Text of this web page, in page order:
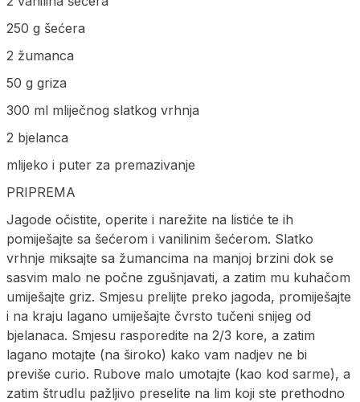
250 g šećera
2 žumanca
50 g griza
300 ml mliječnog slatkog vrhnja
2 bjelanca
mlijeko i puter za premazivanje
PRIPREMA
Jagode očistite, operite i narežite na listiće te ih
pomiješajte sa šećerom i vanilinim šećerom. Slatko
vrhnje miksajte sa žumancima na manjoj brzini dok se
sasvim malo ne počne zgušnjavati, a zatim mu kuhačom
umiješajte griz. Smjesu prelijte preko jagoda, promiješajte
i na kraju lagano umiješajte čvrsto tučeni snijeg od
bjelanaca. Smjesu rasporedite na 2/3 kore, a zatim
lagano motajte (na široko) kako vam nadjev ne bi
previše curio. Rubove malo umotajte (kao kod sarme), a
zatim štrudlu pažljivo preselite na lim koji ste prethodno